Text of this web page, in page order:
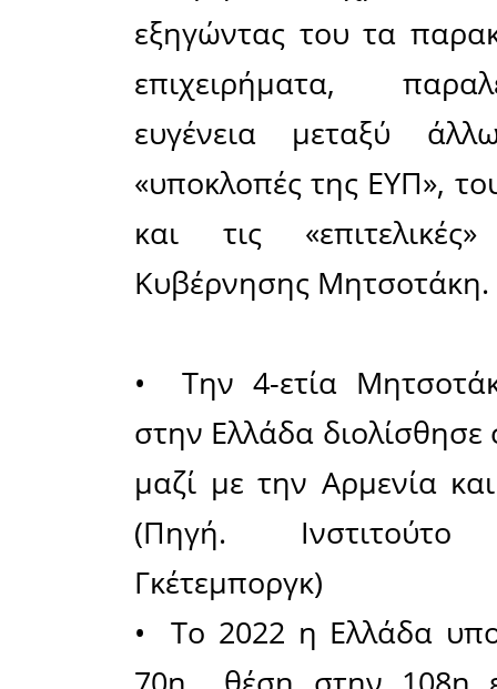
Έγραφα
σεμνά
ο Λαός
του, ως
βιώσει
τρέχουσα